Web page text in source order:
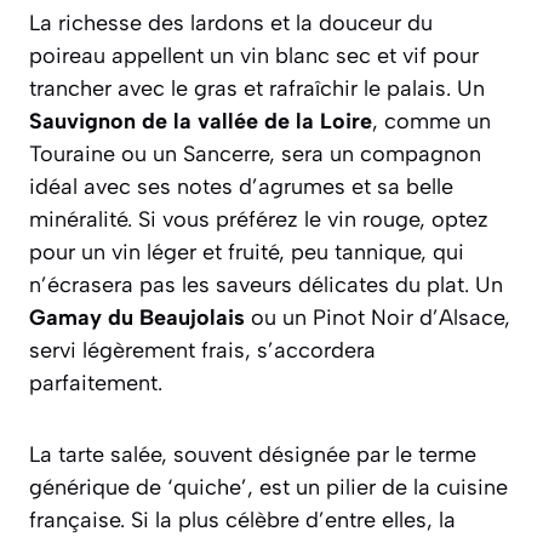
La richesse des lardons et la douceur du
poireau appellent un vin blanc sec et vif pour
trancher avec le gras et rafraîchir le palais. Un
Sauvignon de la vallée de la Loire, comme un
Touraine ou un Sancerre, sera un compagnon
idéal avec ses notes d’agrumes et sa belle
minéralité. Si vous préférez le vin rouge, optez
pour un vin léger et fruité, peu tannique, qui
n’écrasera pas les saveurs délicates du plat. Un
Gamay du Beaujolais ou un Pinot Noir d’Alsace,
servi légèrement frais, s’accordera
parfaitement.
La tarte salée, souvent désignée par le terme
générique de ‘quiche’, est un pilier de la cuisine
française. Si la plus célèbre d’entre elles, la